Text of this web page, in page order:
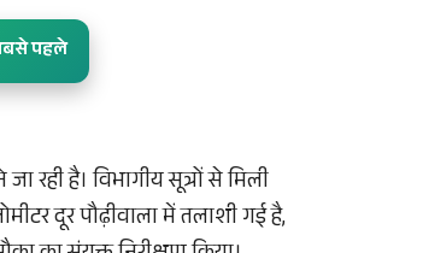
पहले
रही है। विभागीय सूत्रों से मिली
दूर पौढ़ीवाला में तलाशी गई है,